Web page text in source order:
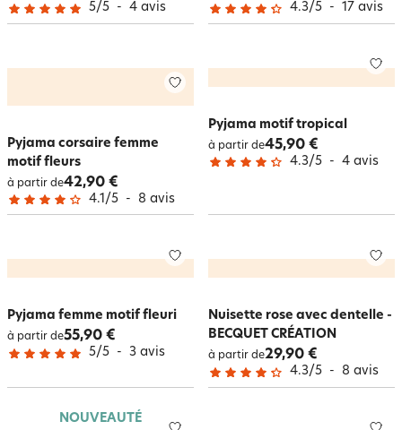
5/5 - 4 avis 4.3/5 - 17 avis
Pyjama corsaire femme
motif fleurs
à partir de42,90 €
4.1 /5 - 8 avis
Pyjama motif tropical
à partir de45,90 €
4.3/5 - 4 avis
Pyjama femme motif fleuri
à partir de55,90 €
5/5 - 3 avis
Nuisette rose avec dentelle -
BECQUET CRÉATION
à partir de29,90 €
4.3/5 - 8 avis
NOUVEAUTÉ